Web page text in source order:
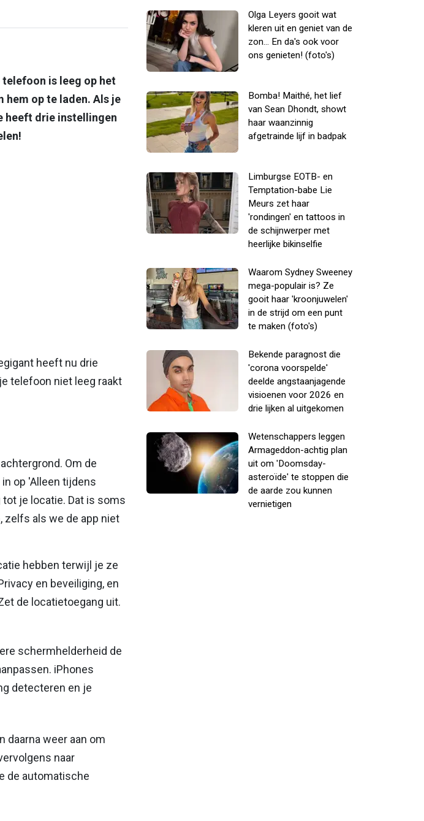
telefoon is leeg op het
hem op te laden. Als je
heeft drie instellingen
heeft nu drie
telefoon niet leeg raakt
Om de
op 'Alleen tijdens
je locatie. Dat is soms
zelfs als we de app niet
hebben terwijl je ze
en beveiliging, en
de locatietoegang uit.
schermhelderheid de
iPhones
detecteren en je
daarna weer aan om
naar
de automatische
Olga Leyers gooit wat
kleren uit en geniet van de
zon... En da's ook voor
ons genieten! (foto's)
Bomba! Maithé, het lief
van Sean Dhondt, showt
haar waanzinnig
afgetrainde lijf in badpak
Limburgse EOTB- en
Temptation-babe Lie
Meurs zet haar
'rondingen' en tattoos in
de schijnwerper met
heerlijke bikinselfie
Waarom Sydney Sweeney
mega-populair is? Ze
gooit haar 'kroonjuwelen'
in de strijd om een punt
te maken (foto's)
Bekende paragnost die
'corona voorspelde'
deelde angstaanjagende
visioenen voor 2026 en
drie lijken al uitgekomen
Wetenschappers leggen
Armageddon-achtig plan
uit om 'Doomsday-
asteroïde' te stoppen die
de aarde zou kunnen
vernietigen